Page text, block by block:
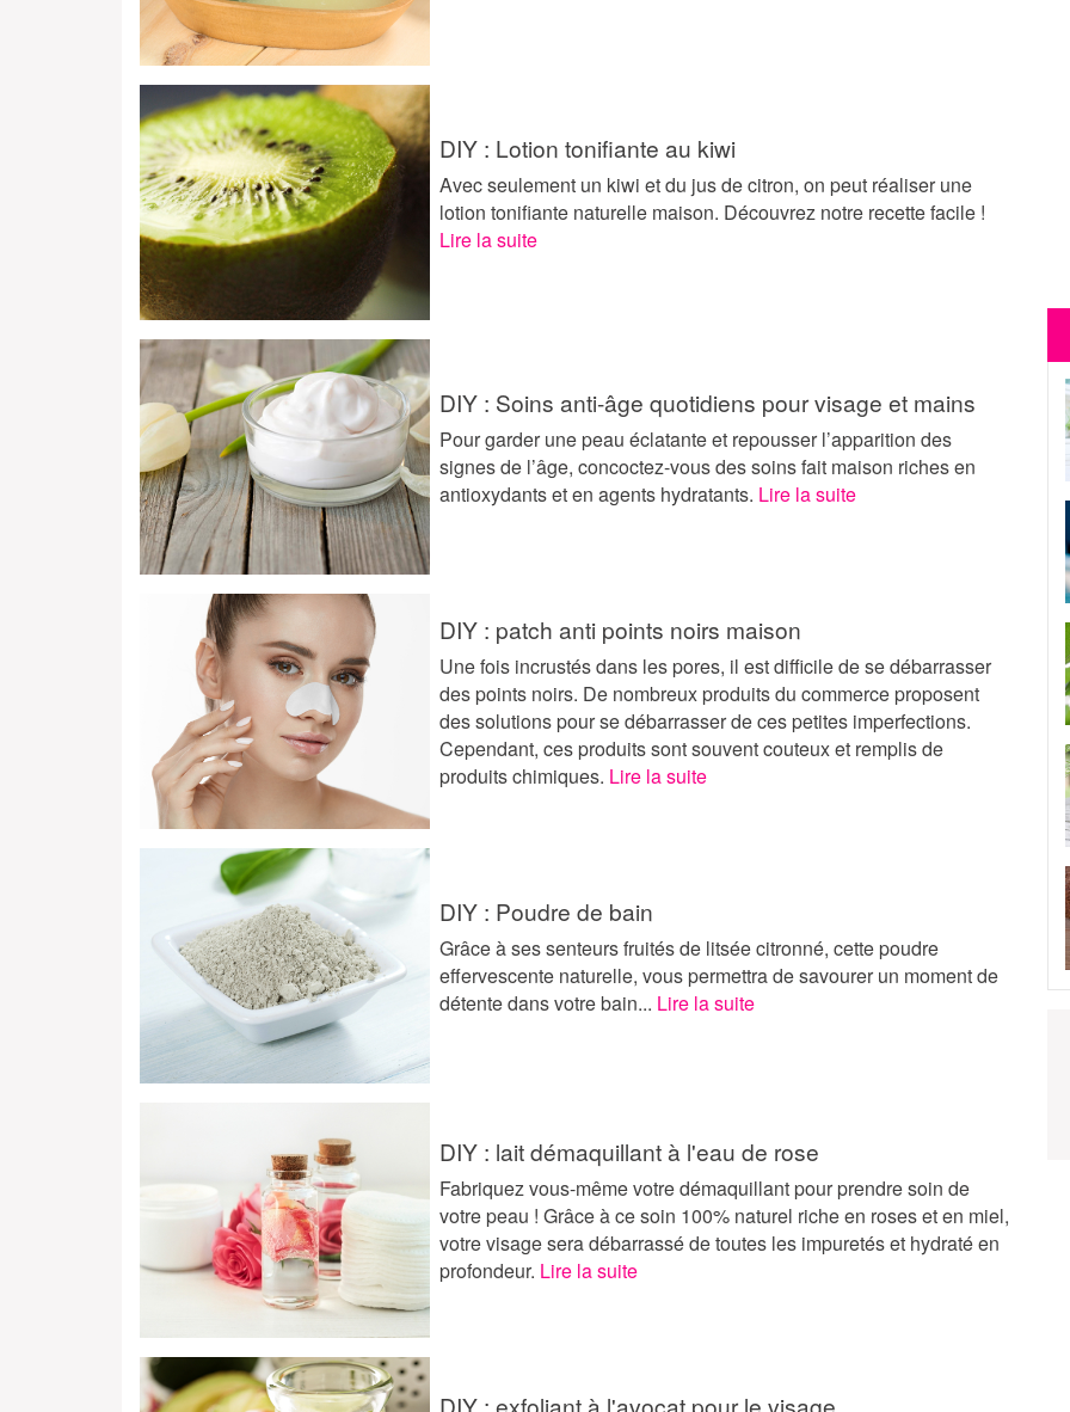
DIY : Lotion tonifiante au kiwi
Avec seulement un kiwi et du jus de citron, on peut réaliser une
lotion tonifiante naturelle maison. Découvrez notre recette facile !
Lire la suite
DIY : Soins anti-âge quotidiens pour visage et mains
Pour garder une peau éclatante et repousser l’apparition des
signes de l’âge, concoctez-vous des soins fait maison riches en
antioxydants et en agents hydratants. Lire la suite
DIY : patch anti points noirs maison
Une fois incrustés dans les pores, il est difficile de se débarrasser
des points noirs. De nombreux produits du commerce proposent
des solutions pour se débarrasser de ces petites imperfections.
Cependant, ces produits sont souvent couteux et remplis de
produits chimiques. Lire la suite
DIY : Poudre de bain
Grâce à ses senteurs fruités de litsée citronné, cette poudre
effervescente naturelle, vous permettra de savourer un moment de
détente dans votre bain... Lire la suite
DIY : lait démaquillant à l'eau de rose
Fabriquez vous-même votre démaquillant pour prendre soin de
votre peau ! Grâce à ce soin 100% naturel riche en roses et en miel,
votre visage sera débarrassé de toutes les impuretés et hydraté en
profondeur. Lire la suite
DIY : exfoliant à l'avocat pour le visage